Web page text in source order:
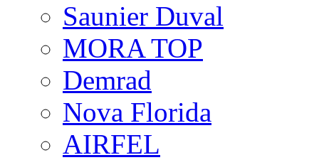
Saunier Duval
MORA TOP
Demrad
Nova Florida
AIRFEL